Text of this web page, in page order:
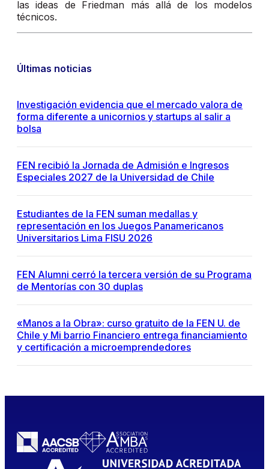
las ideas de Friedman más allá de los modelos
técnicos.
Últimas noticias
Investigación evidencia que el mercado valora de
forma diferente a unicornios y startups al salir a
bolsa
FEN recibió la Jornada de Admisión e Ingresos
Especiales 2027 de la Universidad de Chile
Estudiantes de la FEN suman medallas y
representación en los Juegos Panamericanos
Universitarios Lima FISU 2026
FEN Alumni cerró la tercera versión de su Programa
de Mentorías con 30 duplas
«Manos a la Obra»: curso gratuito de la FEN U. de
Chile y Mi barrio Financiero entrega financiamiento
y certificación a microemprendedores